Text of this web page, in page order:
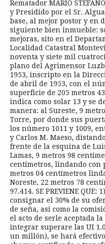
Rematador MARIO
y Presidido por el Sr.
base, al mejor postor y en
siguiente bien inmueble:
mejoras, sito en el
Localidad Catastral
noventa y siete mil
plano del Agrimensor
1953, inscripto en la
de abril de 1953, con el
superficie de 205 metros
indica como solar 13 y se
manera: al Sureste, 9
Torre, por donde sus
los número 1011 y 1009,
y Carlos M. Maeso,
frente de la esquina de
Lamas, 9 metros 98
centímetros, lindando con
metros 04 centímetros
Noreste, 22 metros 78
97.414. SE PREVIENE
consignar el 30% de su
de seña, así como la
el acto de serle aceptada
integrar superare las UI
un millón), se hará